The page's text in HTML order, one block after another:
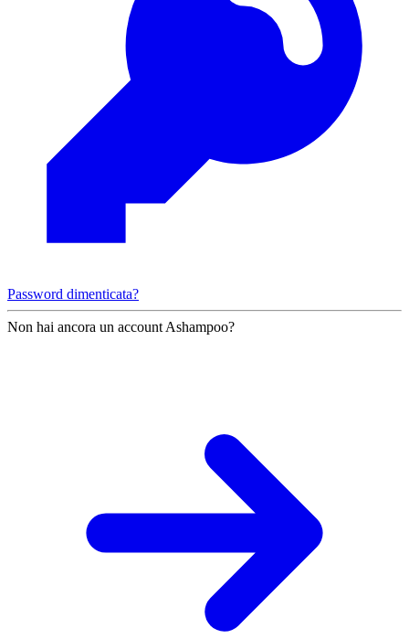
Password dimenticata?
Non hai ancora un account Ashampoo?